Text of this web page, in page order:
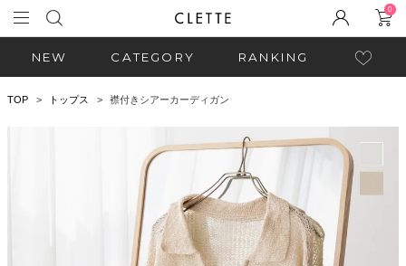
0
NEW CATEGORY RANKING
TOP トップス 襟付きシアーカーディガン